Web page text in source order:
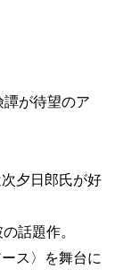
が待望のア
夕日郎氏が好
話題作。
ス〉を舞台に